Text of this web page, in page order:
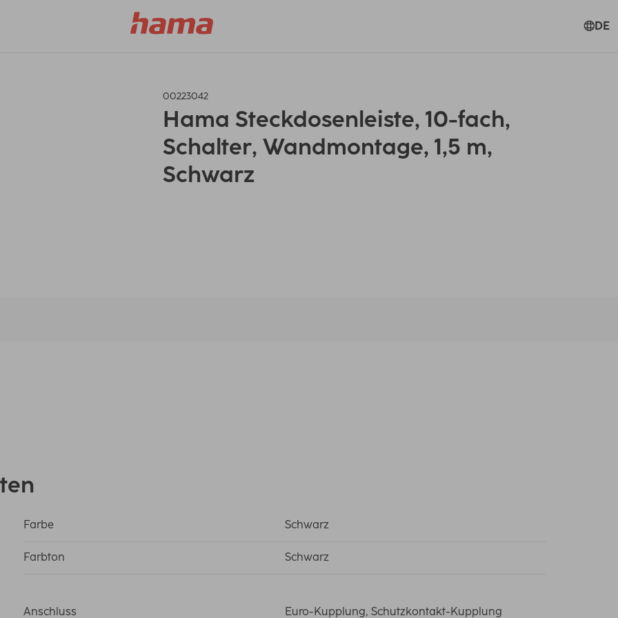
DE
00223042
Hama Steckdosenleiste, 10-fach,
Schalter, Wandmontage, 1,5 m,
Schwarz
Farbe Schwarz
Farbton Schwarz
Anschluss Euro-Kupplung, Schutzkontakt-Kupplung